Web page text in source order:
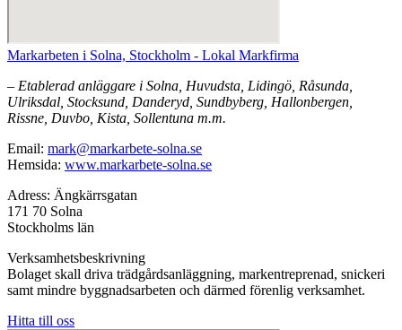
Markarbeten i Solna, Stockholm - Lokal Markfirma
– Etablerad anläggare i Solna, Huvudsta, Lidingö, Råsunda,
Ulriksdal, Stocksund, Danderyd, Sundbyberg, Hallonbergen,
Rissne, Duvbo, Kista, Sollentuna m.m.
Email: mark@markarbete-solna.se
Hemsida: www.markarbete-solna.se
Adress: Ängkärrsgatan
171 70 Solna
Stockholms län
Verksamhetsbeskrivning
Bolaget skall driva trädgårdsanläggning, markentreprenad, snickeri
samt mindre byggnadsarbeten och därmed förenlig verksamhet.
Hitta till oss